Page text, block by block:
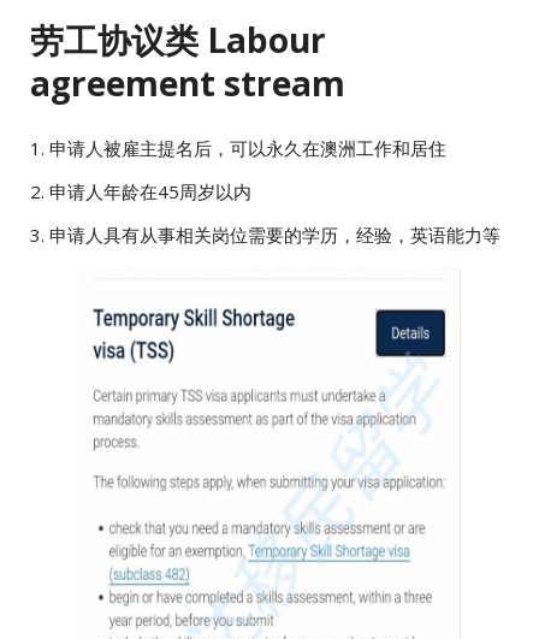
劳工协议类 Labour
agreement stream
1. 申请人被雇主提名后，可以永久在澳洲工作和居住
2. 申请人年龄在45周岁以内
3. 申请人具有从事相关岗位需要的学历，经验，英语能力等